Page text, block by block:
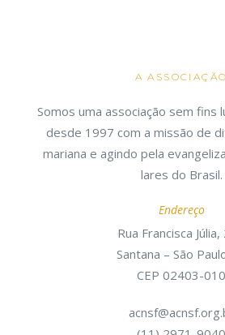
A ASSOCIAÇÃO
Somos uma associação sem fins
desde 1997 com a missão de
mariana e agindo pela
lares do Brasil.
Endereço
Rua Francisca
Santana – São
CEP 02403-010